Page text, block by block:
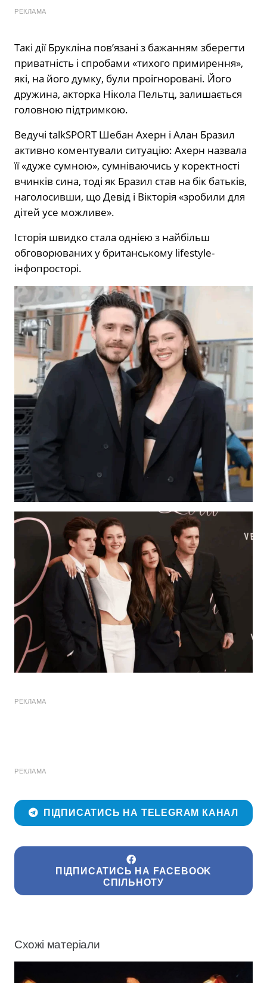
РЕКЛАМА
Такі дії Брукліна пов’язані з бажанням зберегти
приватність і спробами «тихого примирення»,
які, на його думку, були проігноровані. Його
дружина, акторка Нікола Пельтц, залишається
головною підтримкою.
Ведучі talkSPORT Шебан Ахерн і Алан Бразил
активно коментували ситуацію: Ахерн назвала
її «дуже сумною», сумніваючись у коректності
вчинків сина, тоді як Бразил став на бік батьків,
наголосивши, що Девід і Вікторія «зробили для
дітей усе можливе».
Історія швидко стала однією з найбільш
обговорюваних у британському lifestyle-
інфопросторі.
РЕКЛАМА
РЕКЛАМА
ПІДПИСАТИСЬ НА TELEGRAM КАНАЛ
ПІДПИСАТИСЬ НА FACEBOOK
СПІЛЬНОТУ
Схожі матеріали